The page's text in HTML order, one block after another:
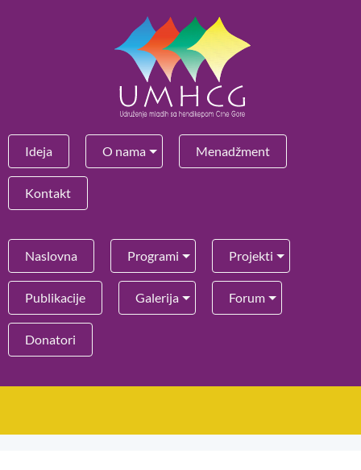
Ideja O nama Menadžment
Kontakt
Naslovna Programi Projekti
Publikacije Galerija Forum
Donatori